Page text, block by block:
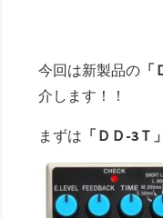
今回は新製品の
介します！！
まずは 「ＤＤ-3Ｔ」